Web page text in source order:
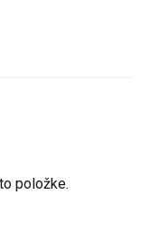
položke.